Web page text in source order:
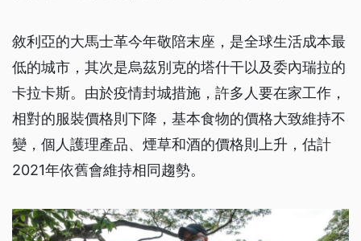
敘利亞的大馬士革今年敬陪末座，是全球生活成本最
低的城市，其次是烏茲別克的塔什干以及委內瑞拉的
卡拉卡斯。由於疫情封城措施，許多人要在家工作，
相對的服裝價格則下降，基本食物的價格大致維持不
變，個人護理產品、煙草和酒的價格則上升，估計
2021年依舊會維持相同趨勢。